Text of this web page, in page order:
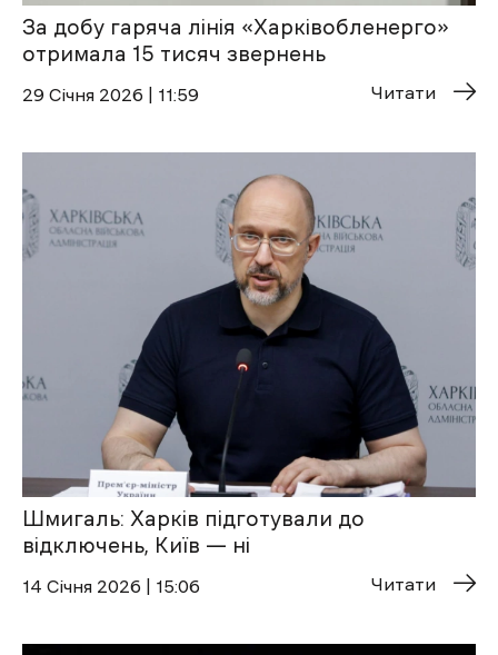
За добу гаряча лінія «Харківобленерго»
отримала 15 тисяч звернень
29 Січня 2026 | 11:59 Читати
Шмигаль: Харків підготували до
відключень, Київ — ні
14 Січня 2026 | 15:06 Читати